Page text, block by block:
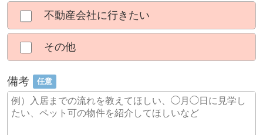
不動産会社に行きたい
その他
備考 任意